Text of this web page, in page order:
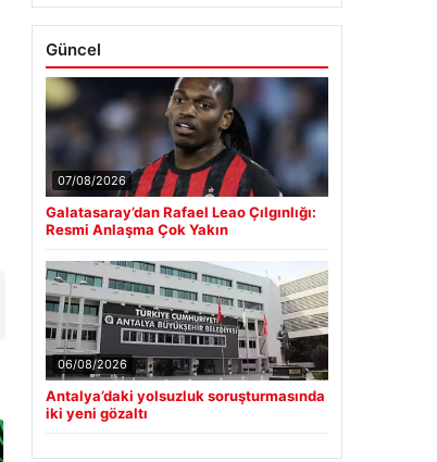
Güncel
07/08/2026
Galatasaray’dan Rafael Leao Çılgınlığı:
Resmi Anlaşma Çok Yakın
06/08/2026
Antalya’daki yolsuzluk soruşturmasında
iki yeni gözaltı